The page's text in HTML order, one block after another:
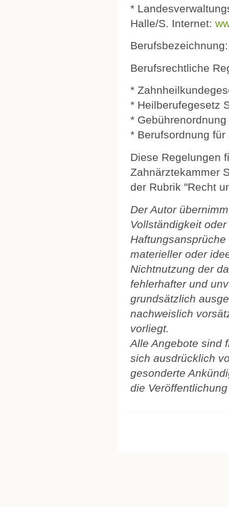
*
Halle/S. Internet:
Berufsrechtliche
*
* Heilberufegesetz
*
* Berufsordnung
Diese Regelungen
Zahnärztekammer
der Rubrik "Recht
Der Autor
Vollständigkeit
materieller oder
Nichtnutzung der
fehlerhafter und
grundsätzlich
nachweislich
vorliegt.
Alle Angebote sind
sich ausdrücklich
gesonderte
die